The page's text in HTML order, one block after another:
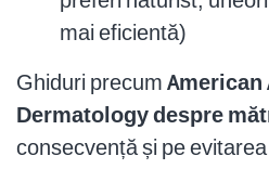
mai eficientă)
Ghiduri precum American
Dermatology despre
consecvență și pe